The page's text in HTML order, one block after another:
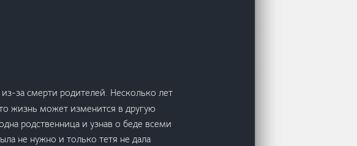
за смерти родителей. Несколько лет
жизнь может изменится в другую
родственница и узнав о беде всеми
не нужно и только тетя не дала